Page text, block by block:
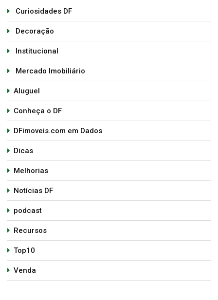
Curiosidades DF
Decoração
Institucional
Mercado Imobiliário
Aluguel
Conheça o DF
DFimoveis.com em Dados
Dicas
Melhorias
Notícias DF
podcast
Recursos
Top10
Venda